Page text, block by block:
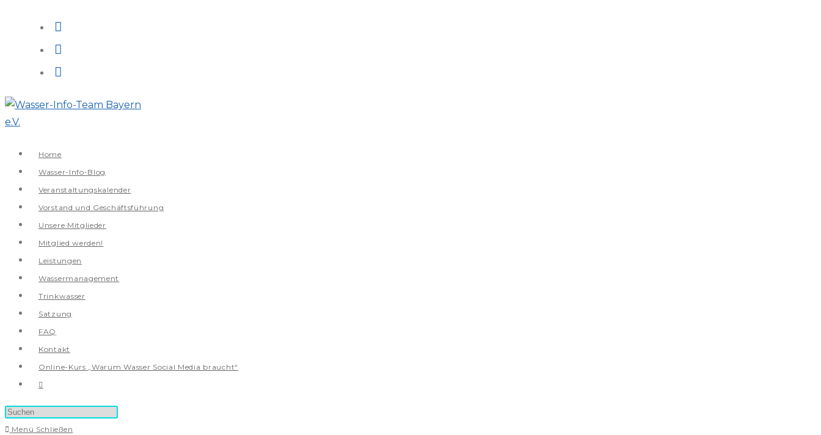
springen
Home
Wasser-Info-Blog
Veranstaltungskalender
Vorstand und Geschäftsführung
Unsere Mitglieder
Mitglied werden!
Leistungen
Wassermanagement
Trinkwasser
Satzung
FAQ
Kontakt
Online-Kurs „Warum Wasser Social Media braucht“
Website-
umschalten
Menü Schließen